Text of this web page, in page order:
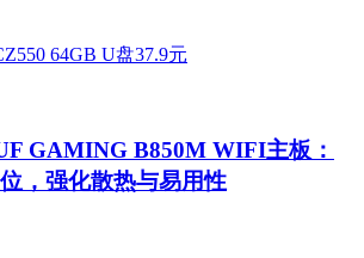
GAMING B850M WIFI主板：
，强化散热与易用性